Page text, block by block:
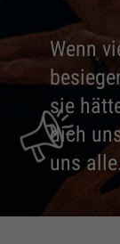
Wenn
sie
dich
uns